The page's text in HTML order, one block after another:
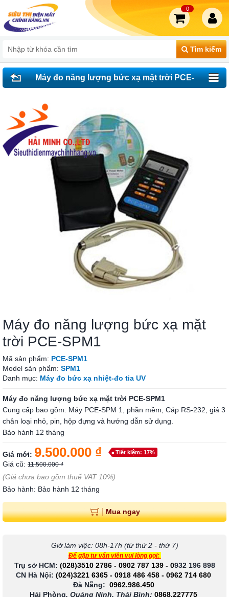
Tìm kiếm
0
Máy đo năng lượng bức xạ mặt trời PCE-
Máy đo năng lượng bức xạ mặt
trời PCE-SPM1
Mã sản phẩm: PCE-SPM1
Model sản phẩm: SPM1
Danh mục: Máy đo bức xạ nhiệt-đo tia UV
Máy đo năng lượng bức xạ mặt trời PCE-SPM1
Cung cấp bao gồm: Máy PCE-SPM 1, phần mềm, Cáp RS-232, giá 3
chân loại nhỏ, pin, hộp đựng và hướng dẫn sử dụng.
Bảo hành 12 tháng
Giá mới: 9.500.000 ₫ Tiết kiệm: 17%
Giá cũ: 11.500.000 ₫
(Giá chưa bao gồm thuế VAT 10%)
Bảo hành: Bảo hành 12 tháng
Mua ngay
Giờ làm việc: 08h-17h (từ thứ 2 - thứ 7)
Để gặp tư vấn viên vui lòng gọi:
Trụ sở HCM: (028)3510 2786 - 0902 787 139- 0932 196 898
CN Hà Nội: (024)3221 6365 - 0918 486 458 - 0962 714 680
Đà Nẵng: 0962.986.450
Hải Phòng, Quảng Ninh, Thái Bình: 0868.227775